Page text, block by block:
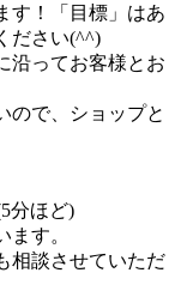
す！「目標」はあ
ださい(^^)
沿ってお客様とお
ので、ショップと
分ほど)
す。
相談させていただ